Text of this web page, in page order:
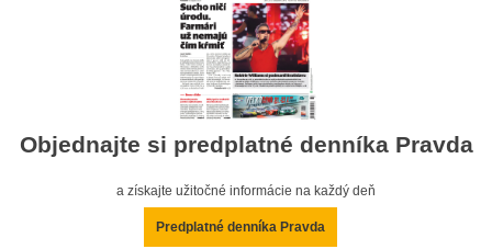
Objednajte si predplatné denníka Pravda
a získajte užitočné informácie na každý deň
Predplatné denníka Pravda